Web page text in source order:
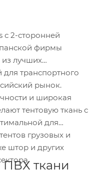
с 2-сторонней
фирмы
из лучших
для транспортного
рынок.
и широкая
тентовую ткань с
для
грузовых и
штор и других
ПВХ ткани